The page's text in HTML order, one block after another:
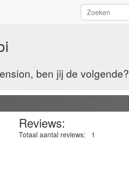
ben jij de volgende?
Reviews:
Totaal aantal reviews: 1